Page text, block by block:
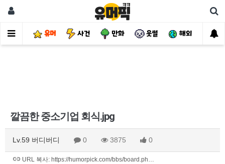
유머 사건 만화 웃썰 해외 핫
깔끔한 중소기업 회식.jpg
Lv.59 버디버디 0 3875 0
URL 복사: https://humorpick.com/bbs/board.ph…